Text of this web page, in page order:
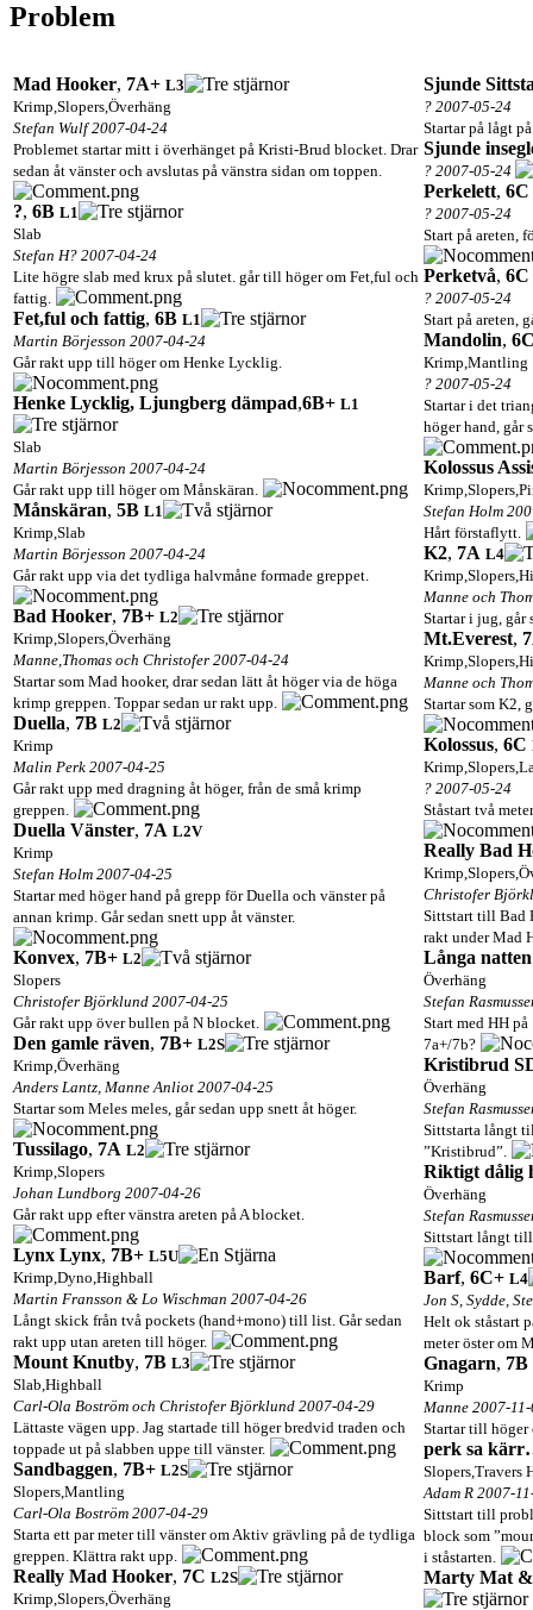
Problem
Mad Hooker, 7A+ L3
Krimp,Slopers,Överhäng
Stefan Wulf 2007-04-24
Problemet startar mitt i överhänget på Kristi-Brud blocket. Drar
sedan åt vänster och avslutas på vänstra sidan om toppen.
?, 6B L1
Slab
Stefan H? 2007-04-24
Lite högre slab med krux på slutet. går till höger om Fet,ful och
fattig.
Fet,ful och fattig, 6B L1
Martin Börjesson 2007-04-24
Går rakt upp till höger om Henke Lycklig.
Henke Lycklig, Ljungberg dämpad,6B+ L1
Slab
Martin Börjesson 2007-04-24
Går rakt upp till höger om Månskäran.
Månskäran, 5B L1
Krimp,Slab
Martin Börjesson 2007-04-24
Går rakt upp via det tydliga halvmåne formade greppet.
Bad Hooker, 7B+ L2
Krimp,Slopers,Överhäng
Manne,Thomas och Christofer 2007-04-24
Startar som Mad hooker, drar sedan lätt åt höger via de höga
krimp greppen. Toppar sedan ur rakt upp.
Duella, 7B L2
Krimp
Malin Perk 2007-04-25
Går rakt upp med dragning åt höger, från de små krimp
greppen.
Duella Vänster, 7A L2V
Krimp
Stefan Holm 2007-04-25
Startar med höger hand på grepp för Duella och vänster på
annan krimp. Går sedan snett upp åt vänster.
Konvex, 7B+ L2
Slopers
Christofer Björklund 2007-04-25
Går rakt upp över bullen på N blocket.
Den gamle räven, 7B+ L2S
Krimp,Överhäng
Anders Lantz, Manne Anliot 2007-04-25
Startar som Meles meles, går sedan upp snett åt höger.
Tussilago, 7A L2
Krimp,Slopers
Johan Lundborg 2007-04-26
Går rakt upp efter vänstra areten på A blocket.
Lynx Lynx, 7B+ L5U
Krimp,Dyno,Highball
Martin Fransson & Lo Wischman 2007-04-26
Långt skick från två pockets (hand+mono) till list. Går sedan
rakt upp utan areten till höger.
Mount Knutby, 7B L3
Slab,Highball
Carl-Ola Boström och Christofer Björklund 2007-04-29
Lättaste vägen upp. Jag startade till höger bredvid traden och
toppade ut på slabben uppe till vänster.
Sandbaggen, 7B+ L2S
Slopers,Mantling
Carl-Ola Boström 2007-04-29
Starta ett par meter till vänster om Aktiv grävling på de tydliga
greppen. Klättra rakt upp.
Really Mad Hooker, 7C L2S
Krimp,Slopers,Överhäng
Sjunde
? 2007-05-24
Startar på lågt
Sjunde
? 2007-05-24
Perkelett, 6C
? 2007-05-24
Start på areten,
Perketvå, 6C
? 2007-05-24
Start på areten,
Mandolin,
Krimp,Mantling
? 2007-05-24
Startar i det
höger hand, går
Kolossus
Stefan Holm
Hårt förstaflytt.
K2, 7A L4
Manne och
Startar i jug, går
Mt.Everest,
Manne och
Startar som K2,
Kolossus, 6C
? 2007-05-24
Ståstart två
Really Bad
Christofer
Sittstart till Bad
rakt under Mad
Långa natten
Överhäng
Stefan
Start med HH på
7a+/7b?
Kristibrud
Överhäng
Stefan
Sittstarta långt
”Kristibrud”.
Riktigt dålig
Överhäng
Stefan
Sittstart långt till
Barf, 6C+ L4
Jon S, Sydde,
Helt ok ståstart
meter öster om
Gnagarn, 7B
Krimp
Manne 2007-
Startar till höger
perk sa
Slopers,Travers
Adam R 2007-
Sittstart till
block som
i ståstarten.
Marty Mat